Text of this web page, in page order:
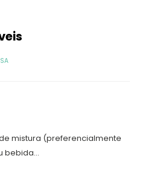
mistura (preferencialmente
bebida...